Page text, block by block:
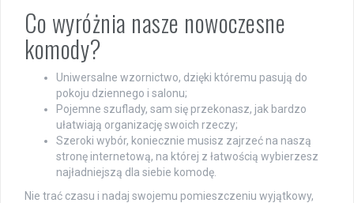
Co wyróżnia nasze nowoczesne
komody?
Uniwersalne wzornictwo, dzięki któremu pasują do
pokoju dziennego i salonu;
Pojemne szuflady, sam się przekonasz, jak bardzo
ułatwiają organizację swoich rzeczy;
Szeroki wybór, koniecznie musisz zajrzeć na naszą
stronę internetową, na której z łatwością wybierzesz
najładniejszą dla siebie komodę.
Nie trać czasu i nadaj swojemu pomieszczeniu wyjątkowy,